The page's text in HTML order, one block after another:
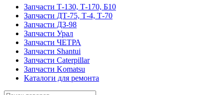
Запчасти Т-130, Т-170, Б10
Запчасти ДТ-75, Т-4, Т-70
Запчасти ДЗ-98
Запчасти Урал
Запчасти ЧЕТРА
Запчасти Shantui
Запчасти Caterpillar
Запчасти Komatsu
Каталоги для ремонта